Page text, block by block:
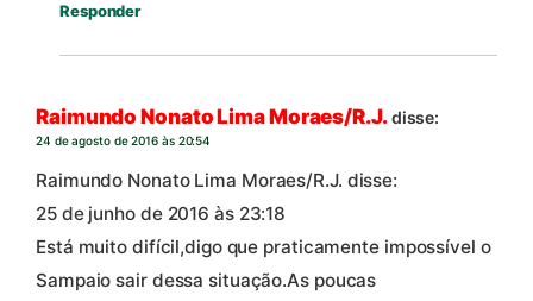
Responder
Raimundo Nonato Lima Moraes/R.J.disse:
24 de agosto de 2016 às 20:54
Raimundo Nonato Lima Moraes/R.J. disse:
25 de junho de 2016 às 23:18
Está muito difícil,digo que praticamente impossível o
Sampaio sair dessa situação.As poucas